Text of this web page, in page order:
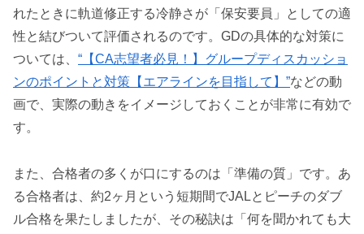
れたときに軌道修正する冷静さが「保安要員」としての適
性と結びついて評価されるのです。GDの具体的な対策に
ついては、 “【CA志望者必見！】グループディスカッショ
ンのポイントと対策【エアラインを目指して】”などの動
画で、実際の動きをイメージしておくことが非常に有効で
す。
また、合格者の多くが口にするのは「準備の質」です。あ
る合格者は、約2ヶ月という短期間でJALとピーチのダブ
ル合格を果たしましたが、その秘訣は「何を聞かれても大